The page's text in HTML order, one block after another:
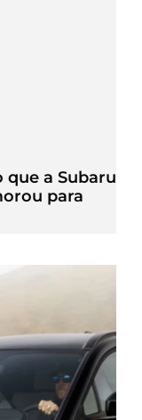
que a Subaru
para